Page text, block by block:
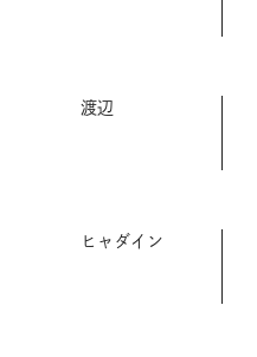
渡辺
ヒャダイン